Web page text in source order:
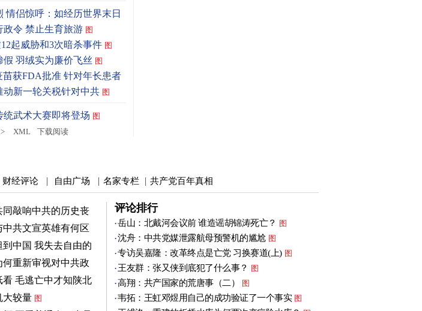
情侣惊呼：如经历世界末日
政令 禁止生育旅游 图
起威胁和3次暗杀事件 图
羽绒实为廉价飞丝 图
获FDA批准 针对年长患者
动新一轮关税针对中共 图
统武术大赛即将登场 图
XML 下载阅读
财经评论 | 自由广场 | 名家专栏 | 共产党百年真相
敲响中共的历史丧
共文宣英雄有何区
中国 我失去自由的
重新审视对中共政
毛逃亡中才知陕北
大较量 图
评论排行
岳山：北戴河会议前 谁造谣胡锦涛死亡？ 图
沈舟：中共党媒泄露航母预警机的尴尬 图
专访吴嘉隆：改革终点是亡党 习换赛道(上) 图
王友群：张又侠到底犯了什么事？ 图
高翔：共产国家的荒唐事（二） 图
韦拓：王虹邓煜用自己的成功验证了一个事实 图